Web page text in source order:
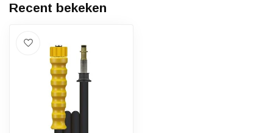
Recent bekeken